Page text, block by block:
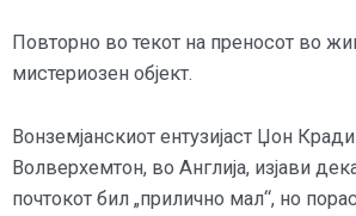
Повторно во текот на преносот во
мистериозен објект.
Вонземјанскиот ентузијаст Џон
Волверхемтон, во Англија, изјави
почтокот бил „прилично мал“, но